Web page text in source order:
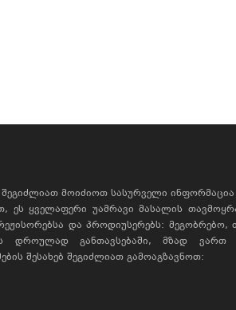
მოიძიოთ სასურველი
ეს ყველაფერი უამრავი მასალის
და პროდიუსერებს: მეგობრებო,
დროულად განთავსებაში, მზად ვართ
შესახებ შეგიძლიათ გამოაგზავნოთ: